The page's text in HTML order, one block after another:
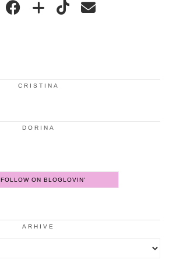
CRISTINA
DORINA
FOLLOW ON BLOGLOVIN'
ARHIVE